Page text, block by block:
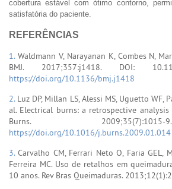
cobertura estável com ótimo contorno,
satisfatória do paciente.
REFERÊNCIAS
1. Waldmann V, Narayanan K, Combes N,
BMJ. 2017;357:j1418. DOI:
https://doi.org/10.1136/bmj.j1418
2. Luz DP, Millan LS, Alessi MS, Uguetto WF,
al. Electrical burns: a retrospective
Burns.
https://doi.org/10.1016/j.burns.2009.01.014
3.Carvalho CM, Ferrari Neto O, Faria GEL,
Ferreira MC. Uso de retalhos em
10 anos. Rev Bras Queimaduras.